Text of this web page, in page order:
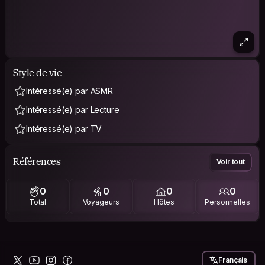
Style de vie
Intéressé(e) par ASMR
Intéressé(e) par Lecture
Intéressé(e) par TV
Références Voir tout
0
Total
0
Voyageurs
0
Hôtes
0
Personnelles
Français